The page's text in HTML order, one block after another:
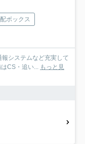
ボックス
システムなど充実して
CS・追い... もっと見